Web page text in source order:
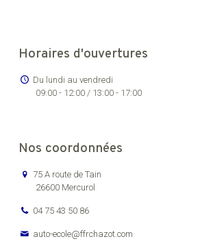
Horaires d'ouvertures
Du lundi au vendredi
09:00 - 12:00 / 13:00 - 17:00
Nos coordonnées
75 A route de Tain
26600 Mercurol
04 75 43 50 86
auto-ecole@ffrchazot.com